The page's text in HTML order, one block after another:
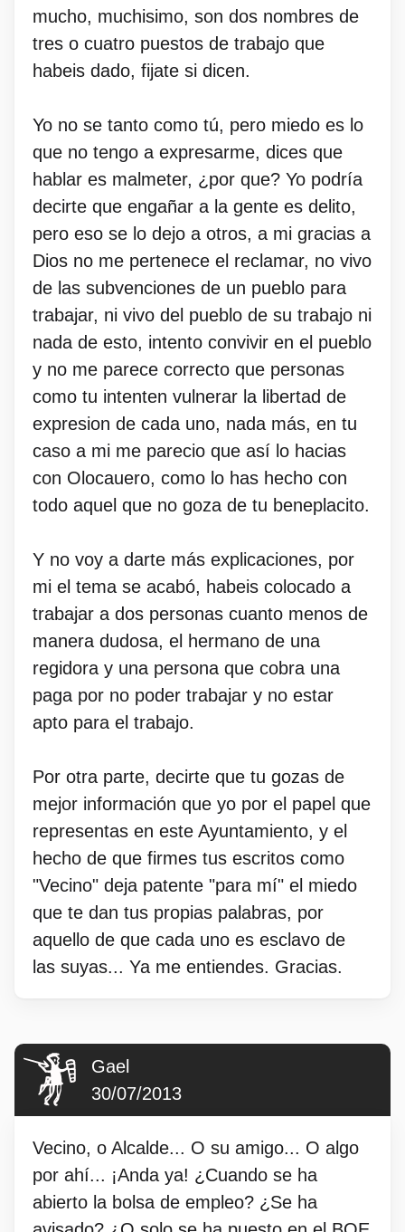
mucho, muchisimo, son dos nombres de
tres o cuatro puestos de trabajo que
habeis dado, fijate si dicen.
Yo no se tanto como tú, pero miedo es lo
que no tengo a expresarme, dices que
hablar es malmeter, ¿por que? Yo podría
decirte que engañar a la gente es delito,
pero eso se lo dejo a otros, a mi gracias a
Dios no me pertenece el reclamar, no vivo
de las subvenciones de un pueblo para
trabajar, ni vivo del pueblo de su trabajo ni
nada de esto, intento convivir en el pueblo
y no me parece correcto que personas
como tu intenten vulnerar la libertad de
expresion de cada uno, nada más, en tu
caso a mi me parecio que así lo hacias
con Olocauero, como lo has hecho con
todo aquel que no goza de tu beneplacito.
Y no voy a darte más explicaciones, por
mi el tema se acabó, habeis colocado a
trabajar a dos personas cuanto menos de
manera dudosa, el hermano de una
regidora y una persona que cobra una
paga por no poder trabajar y no estar
apto para el trabajo.
Por otra parte, decirte que tu gozas de
mejor información que yo por el papel que
representas en este Ayuntamiento, y el
hecho de que firmes tus escritos como
"Vecino" deja patente "para mí" el miedo
que te dan tus propias palabras, por
aquello de que cada uno es esclavo de
las suyas... Ya me entiendes. Gracias.
Gael
30/07/2013
Vecino, o Alcalde... O su amigo... O algo
por ahí... ¡Anda ya! ¿Cuando se ha
abierto la bolsa de empleo? ¿Se ha